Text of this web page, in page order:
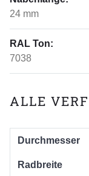
24 mm
RAL Ton:
7038
ALLE
Durchmesser
Radbreite